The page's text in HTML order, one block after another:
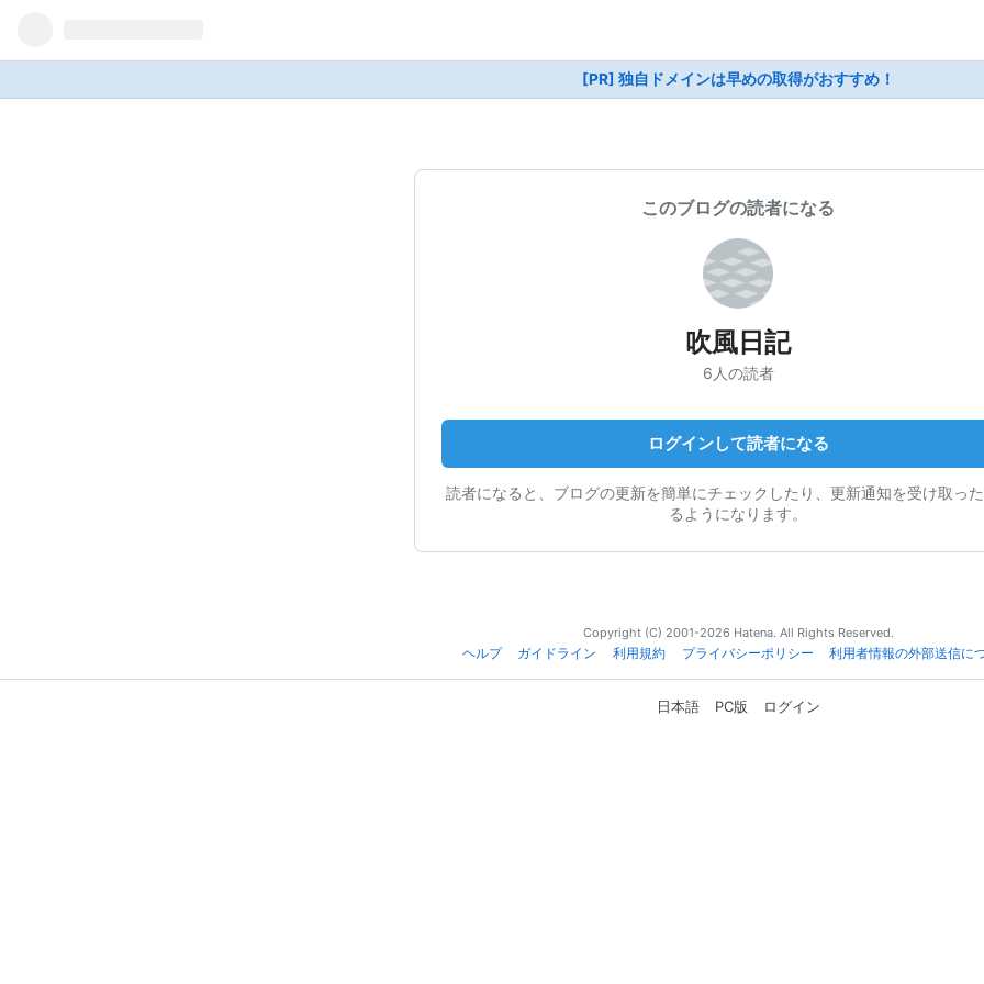
[PR] 独自ドメインは早めの取得がおすすめ！
このブログの読者になる
吹風日記
6人の読者
ログインして読者になる
読者になると、ブログの更新を簡単にチェックしたり、更新通知を受け取っ
るようになります。
Copyright (C) 2001-2026 Hatena. All Rights Reserved.
ヘルプ
ガイドライン 利用規約 プライバシーポリシー 利用者情報の外部送信に
日本語 PC版 ログイン